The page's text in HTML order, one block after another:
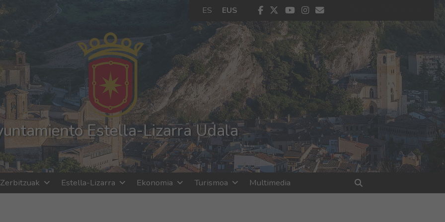
ES EUS facebook
twitter
youtube
instagram
contacto
Estella-Lizarra Udala
Zerbitzuak Estella-Lizarra Ekonomia Turismoa Multimedia
Bilatu